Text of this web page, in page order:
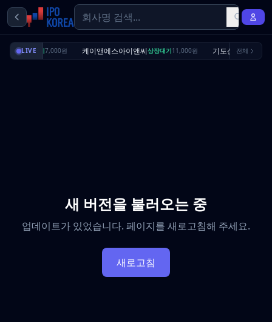
LIVE
셔스상장대기7,000원 케이앤에스아이앤씨상장대기11,000원 기도산업수요예측
전체
새 버전을 불러오는 중
업데이트가 있었습니다. 페이지를 새로고침해 주세요.
새로고침